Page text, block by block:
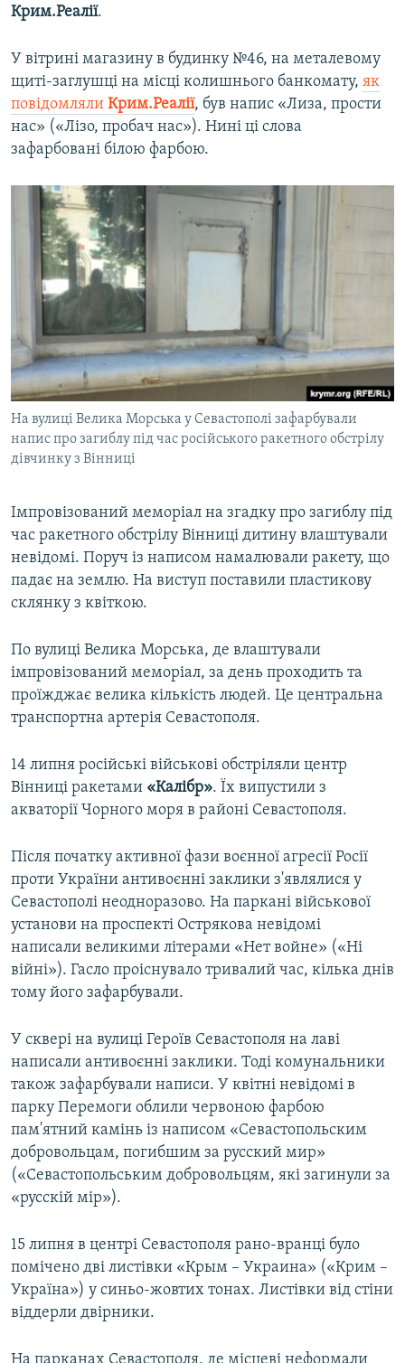
Крим.Реалії.
У вітрині магазину в будинку №46, на металевому
щиті-заглушці на місці колишнього банкомату, як
повідомляли Крим.Реалії, був напис «Лиза, прости
нас» («Лізо, пробач нас»). Нині ці слова
зафарбовані білою фарбою.
На вулиці Велика Морська у Севастополі зафарбували
напис про загиблу під час російського ракетного обстрілу
дівчинку з Вінниці
Імпровізований меморіал на згадку про загиблу під
час ракетного обстрілу Вінниці дитину влаштували
невідомі. Поруч із написом намалювали ракету, що
падає на землю. На виступ поставили пластикову
склянку з квіткою.
По вулиці Велика Морська, де влаштували
імпровізований меморіал, за день проходить та
проїжджає велика кількість людей. Це центральна
транспортна артерія Севастополя.
14 липня російські військові обстріляли центр
Вінниці ракетами «Калібр». Їх випустили з
акваторії Чорного моря в районі Севастополя.
Після початку активної фази воєнної агресії Росії
проти України антивоєнні заклики з'являлися у
Севастополі неодноразово. На паркані військової
установи на проспекті Острякова невідомі
написали великими літерами «Нет войне» («Ні
війні»). Гасло проіснувало тривалий час, кілька днів
тому його зафарбували.
У сквері на вулиці Героїв Севастополя на лаві
написали антивоєнні заклики. Тоді комунальники
також зафарбували написи. У квітні невідомі в
парку Перемоги облили червоною фарбою
пам'ятний камінь із написом «Севастопольским
добровольцам, погибшим за русский мир»
(«Севастопольським добровольцям, які загинули за
«русскій мір»).
15 липня в центрі Севастополя рано-вранці було
помічено дві листівки «Крым – Украина» («Крим –
Україна») у синьо-жовтих тонах. Листівки від стіни
віддерли двірники.